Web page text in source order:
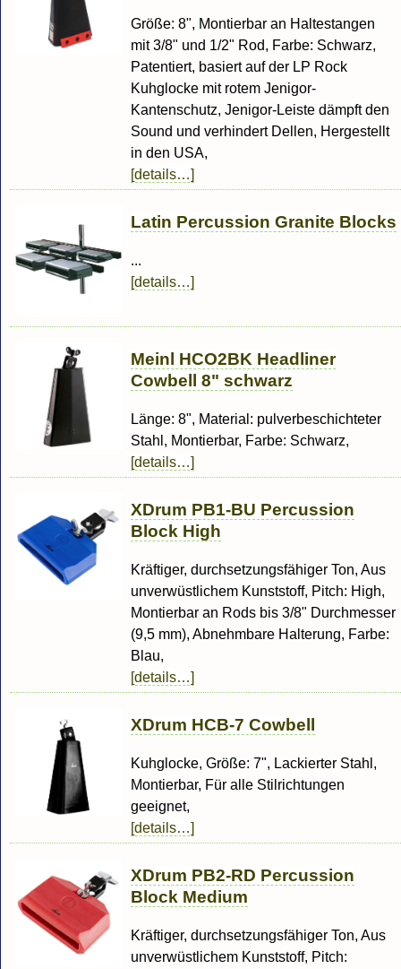
Größe: 8", Montierbar an Haltestangen
mit 3/8" und 1/2" Rod, Farbe: Schwarz,
Patentiert, basiert auf der LP Rock
Kuhglocke mit rotem Jenigor-
Kantenschutz, Jenigor-Leiste dämpft den
Sound und verhindert Dellen, Hergestellt
in den USA,
[details…]
Latin Percussion Granite Blocks
...
[details…]
Meinl HCO2BK Headliner
Cowbell 8" schwarz
Länge: 8", Material: pulverbeschichteter
Stahl, Montierbar, Farbe: Schwarz,
[details…]
XDrum PB1-BU Percussion
Block High
Kräftiger, durchsetzungsfähiger Ton, Aus
unverwüstlichem Kunststoff, Pitch: High,
Montierbar an Rods bis 3/8" Durchmesser
(9,5 mm), Abnehmbare Halterung, Farbe:
Blau,
[details…]
XDrum HCB-7 Cowbell
Kuhglocke, Größe: 7", Lackierter Stahl,
Montierbar, Für alle Stilrichtungen
geeignet,
[details…]
XDrum PB2-RD Percussion
Block Medium
Kräftiger, durchsetzungsfähiger Ton, Aus
unverwüstlichem Kunststoff, Pitch: